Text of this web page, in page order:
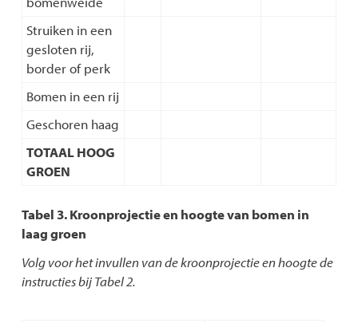
Struiken in een
gesloten rij,
border of perk
Bomen in een rij
Geschoren haag
TOTAAL HOOG
GROEN
Tabel 3. Kroonprojectie en hoogte van bomen in
laag groen
Volg voor het invullen van de kroonprojectie en hoogte de
instructies bij Tabel 2.